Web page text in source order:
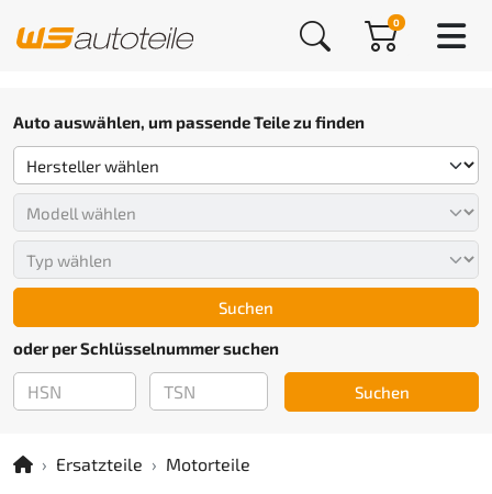
0
Auto auswählen, um passende Teile zu finden
Suchen
oder per Schlüsselnummer suchen
Suchen
Ersatzteile Motorteile